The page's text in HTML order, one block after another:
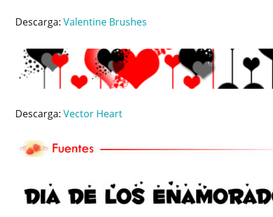
Descarga: Valentine Brushes
Descarga: Vector Heart